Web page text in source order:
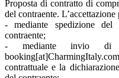
Proposta di contratto di
del contraente. L’accettazione
- mediante spedizione del
contraente;
- mediante invio di
contrattuale e la